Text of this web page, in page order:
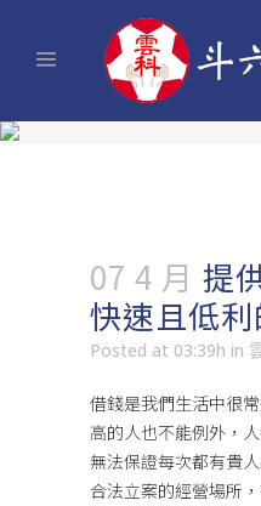
07 4 月 提
快速且低
Posted at 03:39h in
借錢是我們生活中很
高的人也不能例外，
無法保證每次都有貴人
合法立案的經營場所